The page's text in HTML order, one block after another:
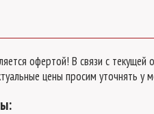
офертой! В связи с
цены просим уточнять у